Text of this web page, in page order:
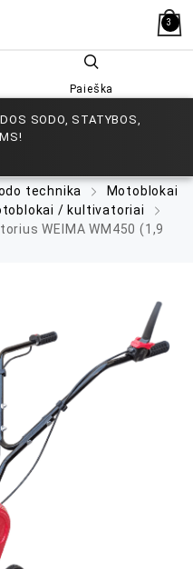
3
Paieška
SODO, STATYBOS,
technika
Motoblokai
/ kultivatoriai
WEIMA WM450 (1,9